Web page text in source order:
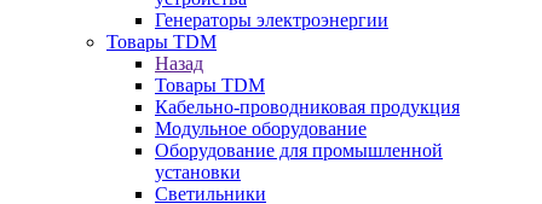
Генераторы электроэнергии
Товары TDM
Назад
Товары TDM
Кабельно-проводниковая продукция
Модульное оборудование
Оборудование для промышленной
установки
Светильники